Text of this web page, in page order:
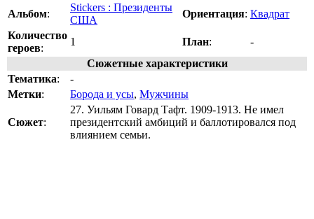
Альбом:
Stickers : Президенты
США
Ориентация: Квадрат
Количество
героев:
1 План:
-
Сюжетные характеристики
Тематика:
-
Метки: Борода и усы, Мужчины
Сюжет:
27. Уильям Говард Тафт. 1909-1913. Не имел
президентский амбиций и баллотировался под
влиянием семьи.